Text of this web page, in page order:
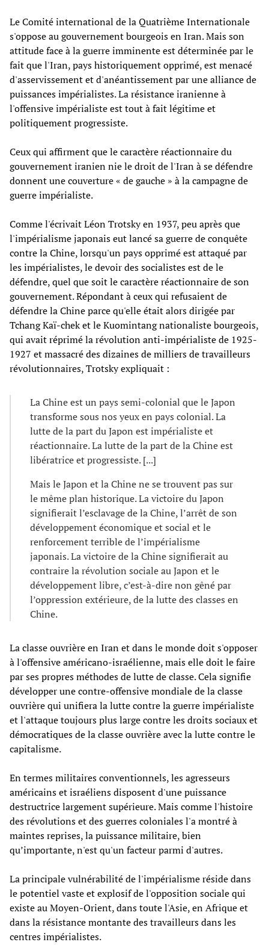
Le Comité international de la Quatrième Internationale
s'oppose au gouvernement bourgeois en Iran. Mais son
attitude face à la guerre imminente est déterminée par le
fait que l'Iran, pays historiquement opprimé, est menacé
d'asservissement et d'anéantissement par une alliance de
puissances impérialistes. La résistance iranienne à
l'offensive impérialiste est tout à fait légitime et
politiquement progressiste.
Ceux qui affirment que le caractère réactionnaire du
gouvernement iranien nie le droit de l'Iran à se défendre
donnent une couverture « de gauche » à la campagne de
guerre impérialiste.
Comme l'écrivait Léon Trotsky en 1937, peu après que
l'impérialisme japonais eut lancé sa guerre de conquête
contre la Chine, lorsqu'un pays opprimé est attaqué par
les impérialistes, le devoir des socialistes est de le
défendre, quel que soit le caractère réactionnaire de son
gouvernement. Répondant à ceux qui refusaient de
défendre la Chine parce qu'elle était alors dirigée par
Tchang Kaï-chek et le Kuomintang nationaliste bourgeois,
qui avait réprimé la révolution anti-impérialiste de 1925-
1927 et massacré des dizaines de milliers de travailleurs
révolutionnaires, Trotsky expliquait :
La Chine est un pays semi-colonial que le Japon
transforme sous nos yeux en pays colonial. La
lutte de la part du Japon est impérialiste et
réactionnaire. La lutte de la part de la Chine est
libératrice et progressiste. [...]
Mais le Japon et la Chine ne se trouvent pas sur
le même plan historique. La victoire du Japon
signifierait l’esclavage de la Chine, l’arrêt de son
développement économique et social et le
renforcement terrible de l’impérialisme
japonais. La victoire de la Chine signifierait au
contraire la révolution sociale au Japon et le
développement libre, c’est-à-dire non gêné par
l’oppression extérieure, de la lutte des classes en
Chine.
La classe ouvrière en Iran et dans le monde doit s'opposer
à l'offensive américano-israélienne, mais elle doit le faire
par ses propres méthodes de lutte de classe. Cela signifie
développer une contre-offensive mondiale de la classe
ouvrière qui unifiera la lutte contre la guerre impérialiste
et l'attaque toujours plus large contre les droits sociaux et
démocratiques de la classe ouvrière avec la lutte contre le
capitalisme.
En termes militaires conventionnels, les agresseurs
américains et israéliens disposent d'une puissance
destructrice largement supérieure. Mais comme l'histoire
des révolutions et des guerres coloniales l'a montré à
maintes reprises, la puissance militaire, bien
qu’importante, n'est qu'un facteur parmi d'autres.
La principale vulnérabilité de l'impérialisme réside dans
le potentiel vaste et explosif de l'opposition sociale qui
existe au Moyen-Orient, dans toute l'Asie, en Afrique et
dans la résistance montante des travailleurs dans les
centres impérialistes.